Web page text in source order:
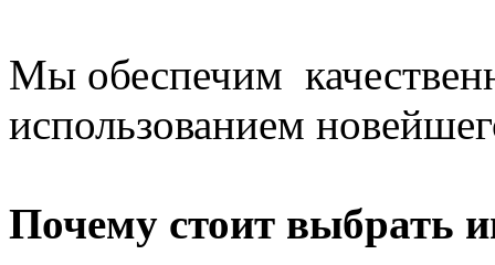
Мы обеспечим
использованием
Почему стоит выбрать